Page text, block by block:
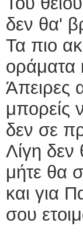
δεν θα'
Τα πιο
οράματα
Άπειρες
μπορείς
δεν σε
Λίγη δεν
μήτε θα
και για
σου